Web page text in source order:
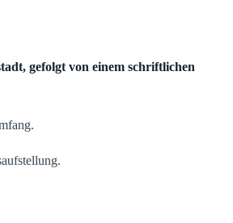
gefolgt von einem schriftlichen